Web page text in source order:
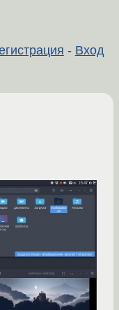
- Вход